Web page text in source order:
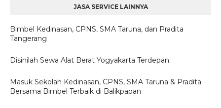
JASA SERVICE LAINNYA
Bimbel Kedinasan, CPNS, SMA Taruna, dan Pradita
Tangerang
Disinilah Sewa Alat Berat Yogyakarta Terdepan
Masuk Sekolah Kedinasan, CPNS, SMA Taruna & Pradita
Bersama Bimbel Terbaik di Balikpapan